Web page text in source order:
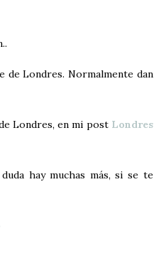
de Londres. Normalmente dan
Londres, en mi post Londres
hay muchas más, si se te